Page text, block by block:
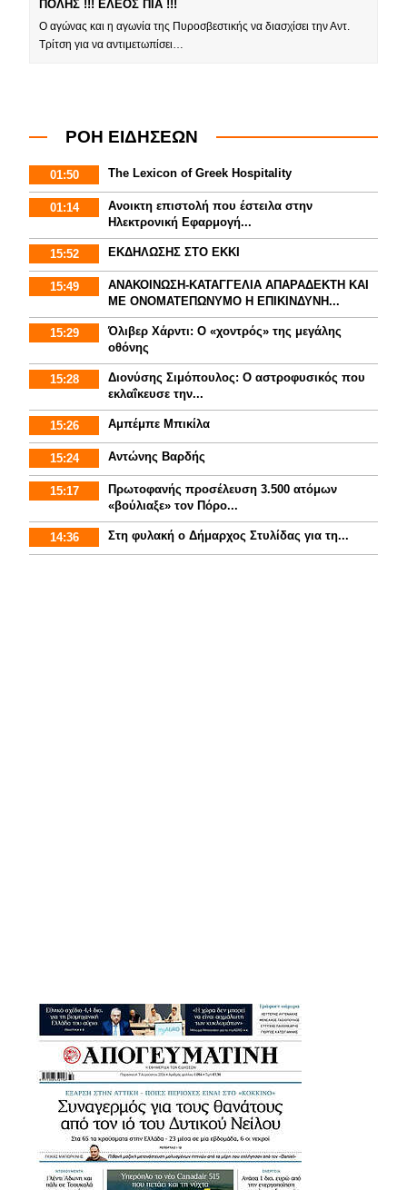
ΠΟΛΗΣ !!! ΕΛΕΟΣ ΠΙΑ !!!
Ο αγώνας και η αγωνία της Πυροσβεστικής να διασχίσει την Αντ.
Τρίτση για να αντιμετωπίσει…
ΡΟΗ ΕΙΔΗΣΕΩΝ
01:50 The Lexicon of Greek Hospitality
01:14
Aνοικτη επιστολή που έστειλα στην
Ηλεκτρονική Εφαρμογή...
15:52 ΕΚΔΗΛΩΣΗΣ ΣΤΟ ΕΚΚΙ
15:49
ΑΝΑΚΟΙΝΩΣΗ-ΚΑΤΑΓΓΕΛΙΑ ΑΠΑΡΑΔΕΚΤΗ ΚΑΙ
ΜΕ ΟΝΟΜΑΤΕΠΩΝΥΜΟ Η ΕΠΙΚΙΝΔΥΝΗ...
15:29
Όλιβερ Χάρντι: Ο «χοντρός» της μεγάλης
οθόνης
15:28
Διονύσης Σιμόπουλος: Ο αστροφυσικός που
εκλαΐκευσε την...
15:26 Αμπέμπε Μπικίλα
15:24 Αντώνης Βαρδής
15:17
Πρωτοφανής προσέλευση 3.500 ατόμων
«βούλιαξε» τον Πόρο...
14:36 Στη φυλακή ο Δήμαρχος Στυλίδας για τη...